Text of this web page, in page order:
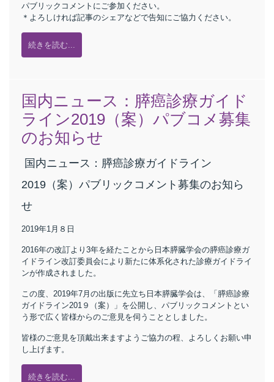
パブリックコメントにご参加ください。
＊よろしければ記事のシェアなどで告知にご協力ください。
続きを読む...
国内ニュース：膵癌診療ガイド
ライン2019（案）パブコメ募集
のお知らせ
国内ニュース：膵癌診療ガイドライン
2019（案）パブリックコメント募集のお知ら
せ
2019年1月８日
2016年の改訂より3年を経たことから日本膵臓学会の膵癌診療ガ
イドライン改訂委員会により新たに体系化された診療ガイドライ
ンが作成されました。
この度、2019年7月の出版に先立ち日本膵臓学会は、「膵癌診療
ガイドライン201９（案）」を公開し、パブリックコメントとい
う形で広く皆様からのご意見を伺うこととしました。
皆様のご意見を頂戴出来ますようご協力の程、よろしくお願い申
し上げます。
続きを読む...